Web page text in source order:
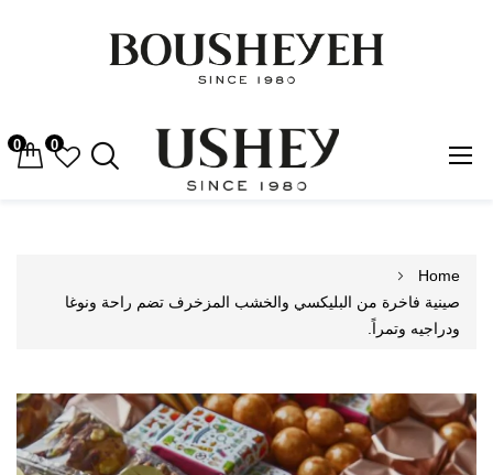
0
0
Home
صينية فاخرة من البليكسي والخشب المزخرف تضم راحة ونوغا
ودراجيه وتمراً.
Skip
to
the